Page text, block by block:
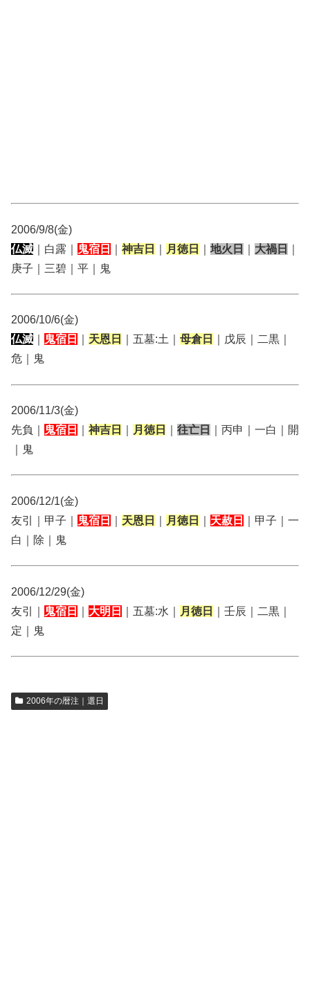
2006/9/8(金)
仏滅 ｜白露｜ 鬼宿日 神吉日 月徳日 地火日 大禍日
庚子｜三碧｜平｜鬼
2006/10/6(金)
仏滅
鬼宿日 天恩日 ｜五墓:土｜ 母倉日
｜戊辰｜二黒｜
危｜鬼
2006/11/3(金)
先負｜
鬼宿日 神吉日 月徳日 往亡日
｜丙申｜一白｜開
｜鬼
2006/12/1(金)
友引｜甲子｜
鬼宿日 天恩日 月徳日 天赦日
｜甲子｜一
白｜除｜鬼
2006/12/29(金)
友引｜
鬼宿日 大明日 ｜五墓:水｜ 月徳日
｜壬辰｜二黒｜
定｜鬼
2006年の暦注｜選日